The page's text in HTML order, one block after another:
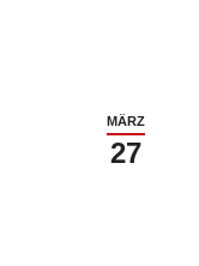
MÄRZ
27